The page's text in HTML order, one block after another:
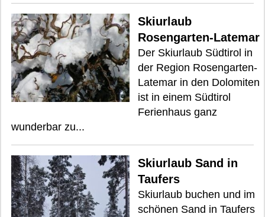
Skiurlaub
Rosengarten-Latemar
Der Skiurlaub Südtirol in
der Region Rosengarten-
Latemar in den Dolomiten
ist in einem Südtirol
Ferienhaus ganz
wunderbar zu...
Skiurlaub Sand in
Taufers
Skiurlaub buchen und im
schönen Sand in Taufers